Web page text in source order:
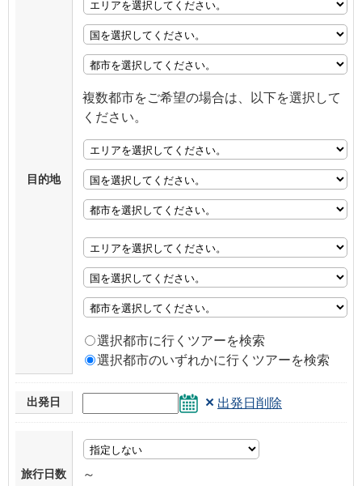
目的地
複数都市をご希望の場合は、以下を選択して
ください。
選択都市に行くツアーを検索
選択都市のいずれかに行くツアーを検索
出発日 × 出発日削除
旅行日数 ～